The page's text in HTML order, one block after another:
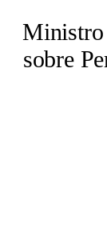
Ministro
sobre